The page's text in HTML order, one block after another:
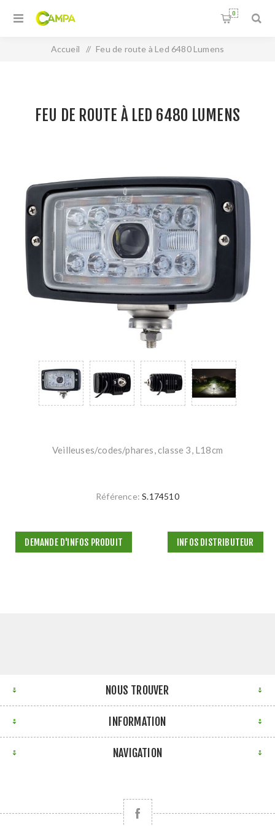
0
Accueil / Feu de route à Led 6480 Lumens
FEU DE ROUTE À LED 6480 LUMENS
Veilleuses/codes/phares, classe 3, L18cm
Référence: S.174510
DEMANDE D'INFOS PRODUIT INFOS DISTRIBUTEUR
NOUS TROUVER
INFORMATION
NAVIGATION